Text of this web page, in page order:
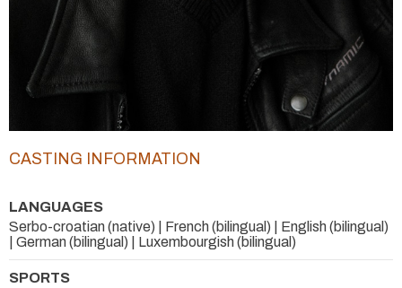
CASTING INFORMATION
LANGUAGES
Serbo-croatian (native) | French (bilingual) | English (bilingual)
| German (bilingual) | Luxembourgish (bilingual)
SPORTS